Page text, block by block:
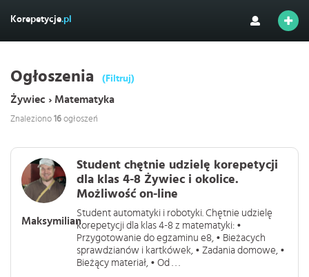
Korepetycje.pl
Ogłoszenia (Filtruj)
Żywiec › Matematyka
Znaleziono 16 ogłoszeń
Maksymilian
Student chętnie udzielę korepetycji
dla klas 4-8 Żywiec i okolice.
Możliwość on-line
Student automatyki i robotyki. Chętnie udzielę
korepetycji dla klas 4-8 z matematyki: •
Przygotowanie do egzaminu e8, • Bieżacych
sprawdzianów i kartkówek, • Zadania domowe, •
Bieżący materiał, • Od . . .